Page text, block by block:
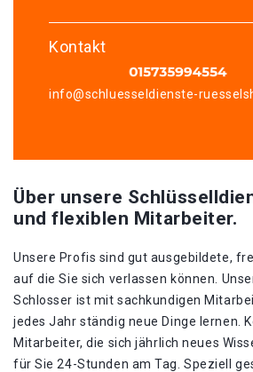
Kontakt
info@schluesseldienste-
Über unsere
und flexiblen Mitarbeiter.
Unsere Profis sind gut ausgebildete,
auf die Sie sich verlassen können.
Schlosser ist mit sachkundigen
jedes Jahr ständig neue Dinge lernen.
Mitarbeiter, die sich jährlich neues
für Sie 24-Stunden am Tag. Speziell